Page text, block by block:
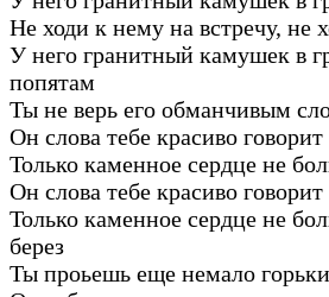
Не ходи к нему на встречу, не
У него гранитный камушек в
попятам
Ты не верь его обманчивым
Он слова тебе красиво говорит
Только каменное сердце не
Он слова тебе красиво говорит
Только каменное сердце не
берез
Ты проьешь еще немало